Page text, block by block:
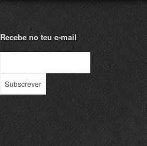
Recebe no teu e-mail